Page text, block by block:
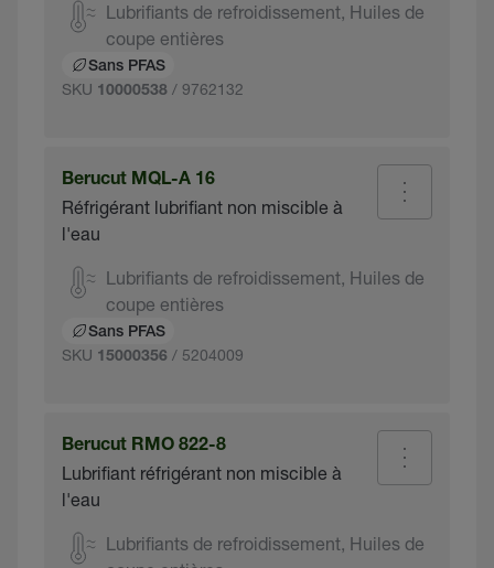
Lubrifiants de refroidissement, Huiles de
coupe entières
Sans PFAS
SKU 10000538 / 9762132
Berucut MQL-A 16
Réfrigérant lubrifiant non miscible à
l'eau
Lubrifiants de refroidissement, Huiles de
coupe entières
Sans PFAS
SKU 15000356 / 5204009
Berucut RMO 822-8
Lubrifiant réfrigérant non miscible à
l'eau
Lubrifiants de refroidissement, Huiles de